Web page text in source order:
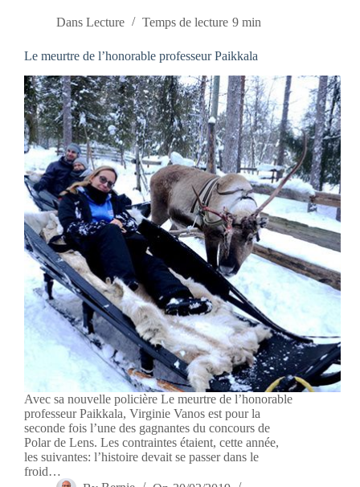
Dans Lecture Temps de lecture 9 min
Le meurtre de l’honorable professeur Paikkala
Avec sa nouvelle policière Le meurtre de l’honorable
professeur Paikkala, Virginie Vanos est pour la
seconde fois l’une des gagnantes du concours de
Polar de Lens. Les contraintes étaient, cette année,
les suivantes: l’histoire devait se passer dans le
froid…